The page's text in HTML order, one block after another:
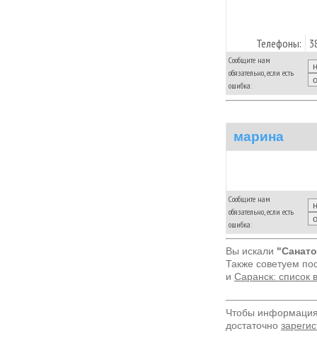
Телефоны:
Сообщите нам
обязательно, если есть
ошибка:
марина
Сообщите нам
обязательно, если есть
ошибка:
Вы искали
Также советуем
и Саранск: список
Чтобы
достаточно